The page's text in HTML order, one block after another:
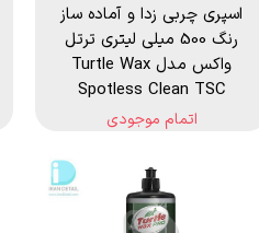
اسپری چربی زدا و آماده ساز
رنگ 500 میلی لیتری ترتل
واکس مدل Turtle Wax
Spotless Clean TSC
اتمام موجودی